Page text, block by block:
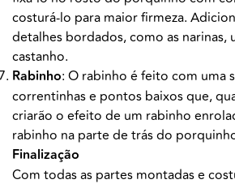
costurá-lo para maior firmeza.
detalhes bordados, como as narinas,
castanho.
Rabinho: O rabinho é feito com uma
correntinhas e pontos baixos que,
criarão o efeito de um rabinho
rabinho na parte de trás do
Finalização
Com todas as partes montadas e